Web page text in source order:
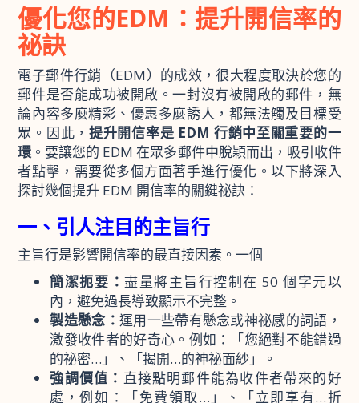
優化您的EDM：提升開信率的
祕訣
電子郵件行銷（EDM）的成效，很大程度取決於您的
郵件是否能成功被開啟。一封沒有被開啟的郵件，無
論內容多麼精彩、優惠多麼誘人，都無法觸及目標受
眾。因此，提升開信率是 EDM 行銷中至關重要的一
環 。要讓您的 EDM 在眾多郵件中脫穎而出，吸引收件
者點擊，需要從多個方面著手進行優化。以下將深入
探討幾個提升 EDM 開信率的關鍵祕訣：
一、引人注目的主旨行
主旨行是影響開信率的最直接因素。一個
簡潔扼要：盡量將主旨行控制在 50 個字元以
內，避免過長導致顯示不完整。
製造懸念： 運用一些帶有懸念或神祕感的詞語，
激發收件者的好奇心。例如：「您絕對不能錯過
的祕密…」、「揭開…的神祕面紗」。
強調價值： 直接點明郵件能為收件者帶來的好
處，例如：「免費領取…」、「立即享有…折